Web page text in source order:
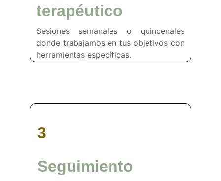
terapéutico
Sesiones semanales o quincenales
donde trabajamos en tus objetivos con
herramientas específicas.
3
Seguimiento